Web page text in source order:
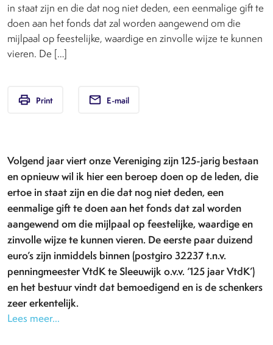
in staat zijn en die dat nog niet deden, een eenmalige gift te
doen aan het fonds dat zal worden aangewend om die
mijlpaal op feestelijke, waardige en zinvolle wijze te kunnen
vieren. De […]
print Print email E-mail
Volgend jaar viert onze Vereniging zijn 125-jarig bestaan
en opnieuw wil ik hier een beroep doen op de leden, die
ertoe in staat zijn en die dat nog niet deden, een
eenmalige gift te doen aan het fonds dat zal worden
aangewend om die mijlpaal op feestelijke, waardige en
zinvolle wijze te kunnen vieren. De eerste paar duizend
euro’s zijn inmiddels binnen (postgiro 32237 t.n.v.
penningmeester VtdK te Sleeuwijk o.v.v. ‘125 jaar VtdK’)
en het bestuurvindt dat bemoedigend en is de schenkers
zeer erkentelijk.
Lees meer…